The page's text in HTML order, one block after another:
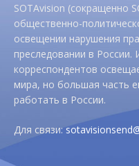
SOTAvision (сокращенно
общественно-
освещении нарушения
преследовании в России.
корреспондентов
мира, но большая часть
работать в России.
Для связи: